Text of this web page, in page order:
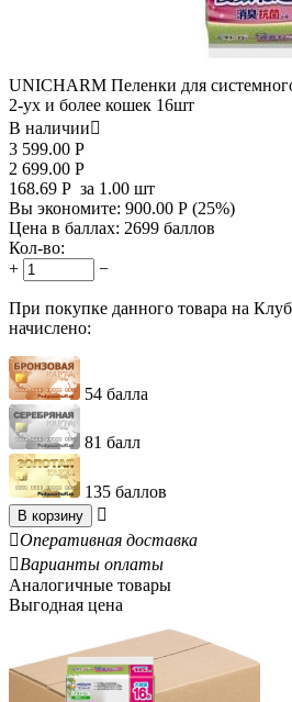
UNICHARM Пеленки для
2-ух и более кошек 16шт
В наличии
3 599.00 Р
2 699.00 Р
168.69 Р за 1.00 шт
Вы экономите: 900.00 Р (25%)
Цена в баллах: 2699 баллов
Кол-во:
+
−
При покупке данного товара на
начислено:
54 балла
81 балл
135 баллов
В корзину

Оперативная доставка
Варианты оплаты
Аналогичные товары
Выгодная цена